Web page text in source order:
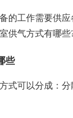
需要供应各类气
验室供气方式有哪
些
分成：分散供